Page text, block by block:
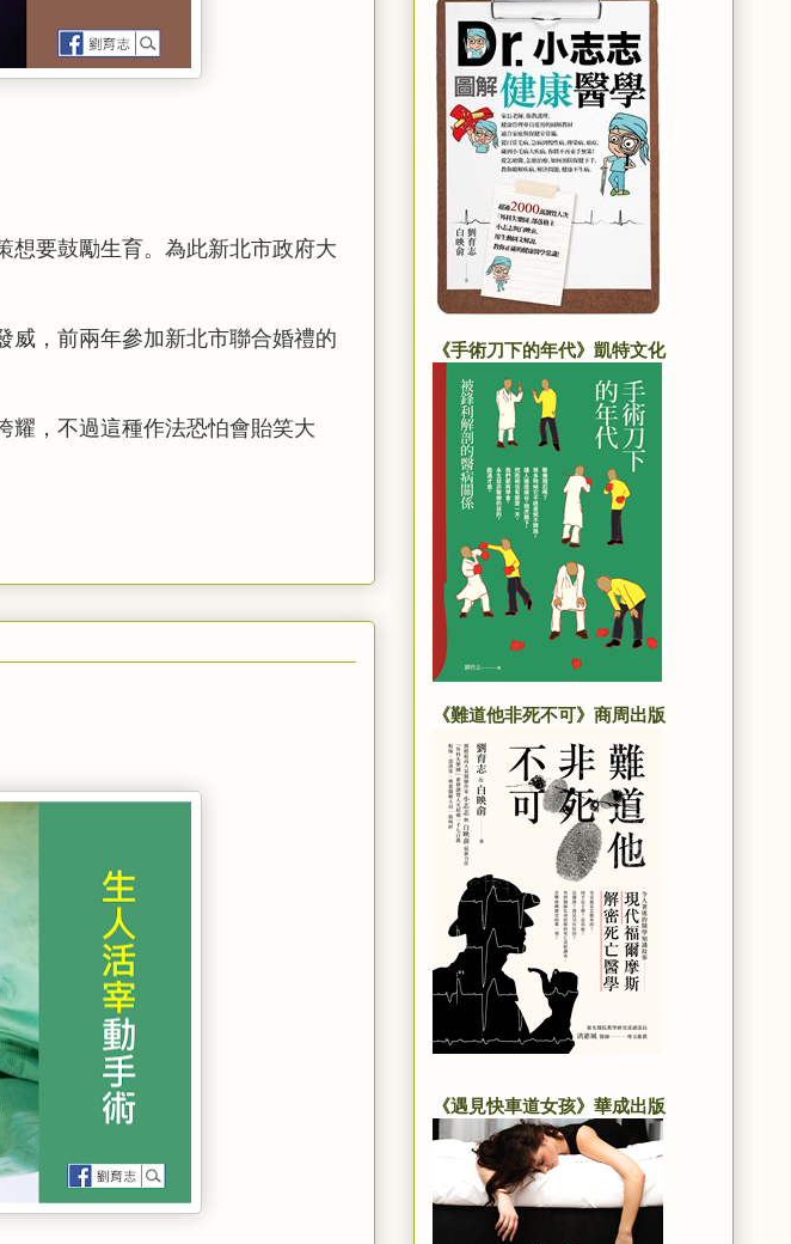
想要鼓勵生育。為此新北市政府大
威，前兩年參加新北市聯合婚禮的
耀，不過這種作法恐怕會貽笑大
《手術刀下的年代》凱特文化
《難道他非死不可》商周出版
《遇見快車道女孩》華成出版